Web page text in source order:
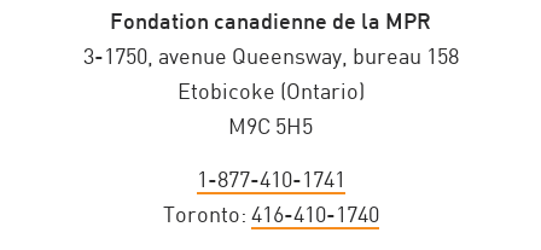
Fondation canadienne de la MPR
3-1750, avenue Queensway, bureau 158
Etobicoke (Ontario)
M9C 5H5
1-877-410-1741
Toronto: 416-410-1740